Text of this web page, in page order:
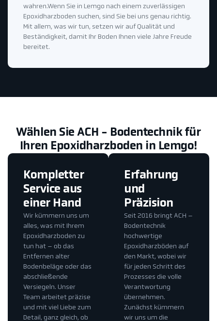
wahren.Wenn Sie in Lemgo nach einem zuverlässigen
Epoxidharzboden suchen, sind Sie bei uns genau richtig.
Mit allem, was wir tun, setzen wir auf Qualität und
Beständigkeit, damit Ihr Boden Ihnen viele Jahre Freude
bereitet.
Wählen Sie ACH - Bodentechnik für
Ihren Epoxidharzboden in Lemgo!
Erfahrung
und
Präzision
Seit 2016 bringt ACH –
Bodentechnik
hochwertige
Epoxidharzböden auf
den Markt, wobei wir
für jeden Schritt des
Prozesses die volle
Verantwortung
übernehmen.
Zunächst kümmern
wir uns um die
Kompletter
Service aus
einer Hand
Wir kümmern uns um
alles, was mit Ihrem
Epoxidharzboden zu
tun hat – ob das
Entfernen alter
Bodenbeläge oder das
abschließende
Versiegeln. Unser
Team arbeitet präzise
und mit viel Liebe zum
Detail, ganz gleich, ob